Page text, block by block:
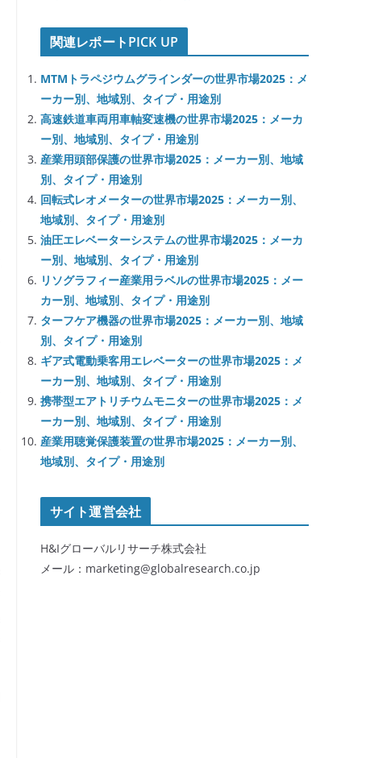
関連レポートPICK UP
MTMトラペジウムグラインダーの世界市場2025：メ
ーカー別、地域別、タイプ・用途別
高速鉄道車両用車軸変速機の世界市場2025：メーカ
ー別、地域別、タイプ・用途別
産業用頭部保護の世界市場2025：メーカー別、地域
別、タイプ・用途別
回転式レオメーターの世界市場2025：メーカー別、
地域別、タイプ・用途別
油圧エレベーターシステムの世界市場2025：メーカ
ー別、地域別、タイプ・用途別
リソグラフィー産業用ラベルの世界市場2025：メー
カー別、地域別、タイプ・用途別
ターフケア機器の世界市場2025：メーカー別、地域
別、タイプ・用途別
ギア式電動乗客用エレベーターの世界市場2025：メ
ーカー別、地域別、タイプ・用途別
携帯型エアトリチウムモニターの世界市場2025：メ
ーカー別、地域別、タイプ・用途別
産業用聴覚保護装置の世界市場2025：メーカー別、
地域別、タイプ・用途別
サイト運営会社
H&Iグローバルリサーチ株式会社
メール：marketing@globalresearch.co.jp